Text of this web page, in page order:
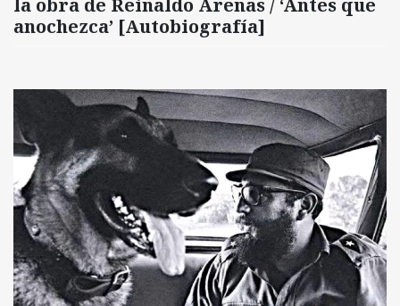
anochezca’ [Autobiografía]